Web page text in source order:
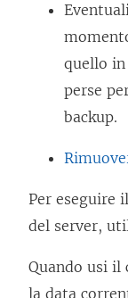
quello in
perse
backup.
Per eseguire
del server,
Quando usi il
la data